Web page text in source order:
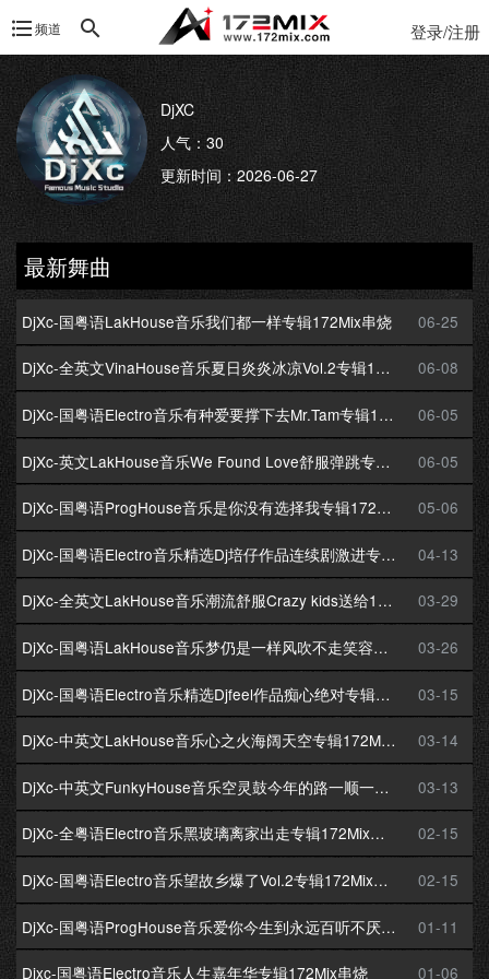
频道 登录/注册
DjXC
人气：30
更新时间：2026-06-27
最新舞曲
DjXc-国粤语LakHouse音乐我们都一样专辑172Mix串烧 06-25
DjXc-全英文VinaHouse音乐夏日炎炎冰凉Vol.2专辑172Mix串烧 06-08
DjXc-国粤语Electro音乐有种爱要撑下去Mr.Tam专辑172Mix串烧 06-05
DjXc-英文LakHouse音乐We Found Love舒服弹跳专辑172Mix串烧 06-05
DjXc-国粤语ProgHouse音乐是你没有选择我专辑172串烧 05-06
DjXc-国粤语Electro音乐精选Dj培仔作品连续剧激进专辑172Mix串烧 04-13
DjXc-全英文LakHouse音乐潮流舒服Crazy kids送给1380U锐志车主专辑172Mix串烧 03-29
DjXc-国粤语LakHouse音乐梦仍是一样风吹不走笑容专辑172Mix串烧 03-26
DjXc-国粤语Electro音乐精选Djfeel作品痴心绝对专辑172Mix串烧 03-15
DjXc-中英文LakHouse音乐心之火海阔天空专辑172Mix串烧 03-14
DjXc-中英文FunkyHouse音乐空灵鼓今年的路一顺一路发专辑172Mix串烧 03-13
DjXc-全粤语Electro音乐黑玻璃离家出走专辑172Mix串烧 02-15
DjXc-国粤语Electro音乐望故乡爆了Vol.2专辑172Mix串烧 02-15
DjXc-国粤语ProgHouse音乐爱你今生到永远百听不厌专辑172Mix串烧 01-11
Djxc-国粤语Electro音乐人生嘉年华专辑172Mix串烧 01-06